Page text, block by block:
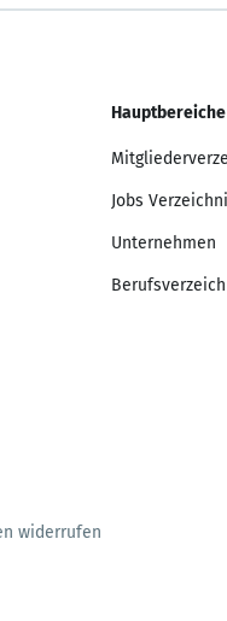
Hauptbereiche
Jobs
Unternehmen
widerrufen